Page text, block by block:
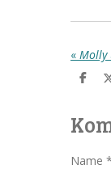
« Molly
T
l
e
Name *